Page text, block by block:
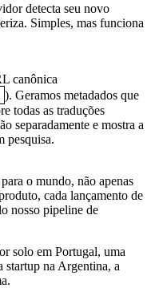
detecta seu novo
Simples, mas funciona
canônica
). Geramos metadados que
todas as traduções
separadamente e mostra a
pesquisa.
o mundo, não apenas
cada lançamento de
nosso pipeline de
solo em Portugal, uma
startup na Argentina, a